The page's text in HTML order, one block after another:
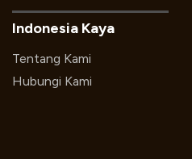
Indonesia Kaya
Tentang Kami
Hubungi Kami